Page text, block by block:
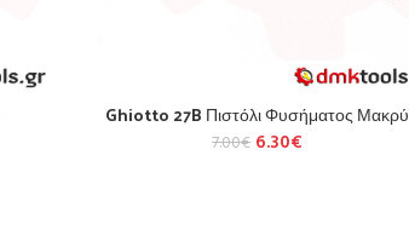
Ghiotto 27B Πιστόλι Φυσήματος Μακρύ
7.00€ 6.30€